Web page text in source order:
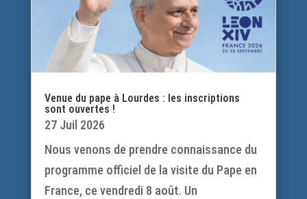
Venue du pape à Lourdes : les inscriptions
sont ouvertes !
27 Juil 2026
Nous venons de prendre connaissance du
programme officiel de la visite du Pape en
France, ce vendredi 8 août. Un